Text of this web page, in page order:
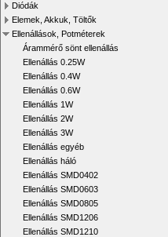
Diódák
Elemek, Akkuk, Töltők
Ellenállások, Potméterek
Árammérő sönt ellenállás
Ellenállás 0.25W
Ellenállás 0.4W
Ellenállás 0.6W
Ellenállás 1W
Ellenállás 2W
Ellenállás 3W
Ellenállás egyéb
Ellenállás háló
Ellenállás SMD0402
Ellenállás SMD0603
Ellenállás SMD0805
Ellenállás SMD1206
Ellenállás SMD1210